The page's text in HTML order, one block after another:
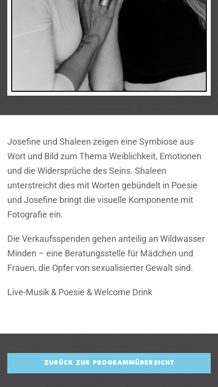
Josefine und Shaleen zeigen eine Symbiose aus
Wort und Bild zum Thema Weiblichkeit, Emotionen
und die Widersprüche des Seins. Shaleen
unterstreicht dies mit Worten gebündelt in Poesie
und Josefine bringt die visuelle Komponente mit
Fotografie ein.
Die Verkaufsspenden gehen anteilig an Wildwasser
Minden – eine Beratungsstelle für Mädchen und
Frauen, die Opfer von sexualisierter Gewalt sind.
Live-Musik & Poesie & Welcome Drink
ZURÜCK ZUR PROGRAMMÜBERSICHT